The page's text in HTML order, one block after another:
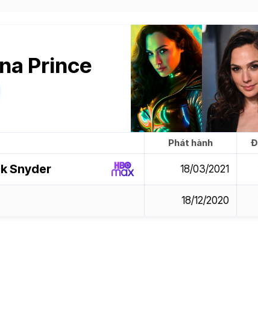
Prince
Phát hành
Snyder 18/03/2021
18/12/2020